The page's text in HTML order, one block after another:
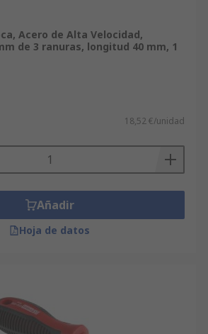
Acero de Alta Velocidad,
de 3 ranuras, longitud 40 mm, 1
18,52 €/unidad
Añadir
Hoja de datos